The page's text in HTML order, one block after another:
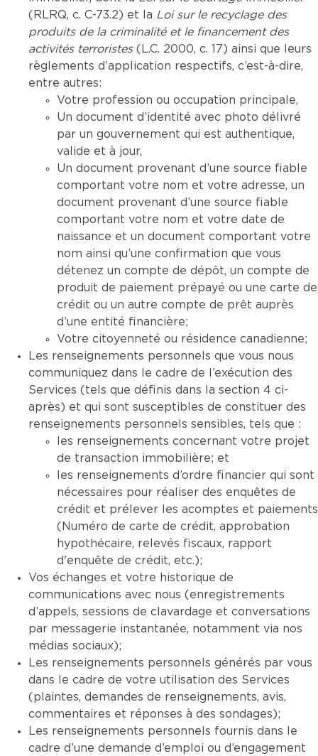
(RLRQ, c. C-73.2) et la Loi sur le recyclage des
produits de la criminalité et le financement des
activités terroristes(L.C. 2000, c. 17) ainsi que leurs
règlements d’application respectifs, c’est-à-dire,
entre autres:
Votre profession ou occupation principale,
Un document d’identité avec photo délivré
par un gouvernement qui est authentique,
valide et à jour,
Un document provenant d’une source fiable
comportant votre nom et votre adresse, un
document provenant d’une source fiable
comportant votre nom et votre date de
naissance et un document comportant votre
nom ainsi qu’une confirmation que vous
détenez un compte de dépôt, un compte de
produit de paiement prépayé ou une carte de
crédit ou un autre compte de prêt auprès
d’une entité financière;
Votre citoyenneté ou résidence canadienne;
Les renseignements personnels que vous nous
communiquez dans le cadre de l’exécution des
Services (tels que définis dans la section 4 ci-
après) et qui sont susceptibles de constituer des
renseignements personnels sensibles, tels que :
les renseignements concernant votre projet
de transaction immobilière; et
les renseignements d’ordre financier qui sont
nécessaires pour réaliser des enquêtes de
crédit et prélever les acomptes et paiements
(Numéro de carte de crédit, approbation
hypothécaire, relevés fiscaux, rapport
d'enquête de crédit, etc.);
Vos échanges et votre historique de
communications avec nous (enregistrements
d’appels, sessions de clavardage et conversations
par messagerie instantanée, notamment via nos
médias sociaux);
Les renseignements personnels générés par vous
dans le cadre de votre utilisation des Services
(plaintes, demandes de renseignements, avis,
commentaires et réponses à des sondages);
Les renseignements personnels fournis dans le
cadre d’une demande d’emploi ou d’engagement